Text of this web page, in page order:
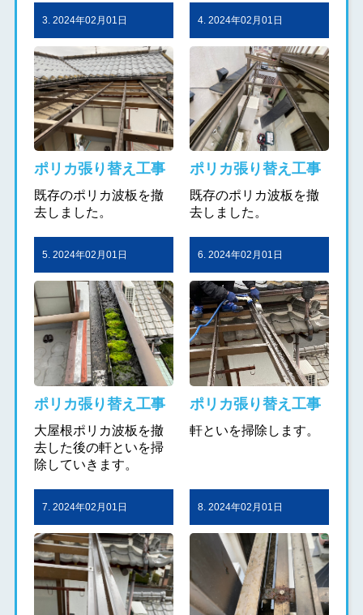
3. 2024年02月01日
ポリカ張り替え工事
既存のポリカ波板を撤
去しました。
4. 2024年02月01日
ポリカ張り替え工事
既存のポリカ波板を撤
去しました。
5. 2024年02月01日
ポリカ張り替え工事
大屋根ポリカ波板を撤
去した後の軒といを掃
除していきます。
6. 2024年02月01日
ポリカ張り替え工事
軒といを掃除します。
7. 2024年02月01日 8. 2024年02月01日